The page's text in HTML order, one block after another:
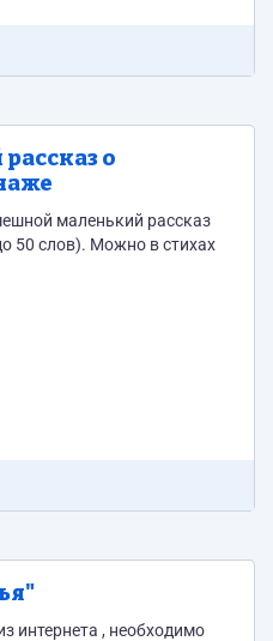
о
маленький рассказ
персонаже ( до 50 слов). Можно в стихах
интернета , необходимо